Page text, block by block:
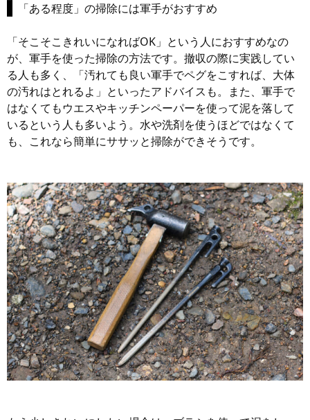
「ある程度」の掃除には軍手がおすすめ
「そこそこきれいになればOK」という人におすすめなの
が、軍手を使った掃除の方法です。撤収の際に実践してい
る人も多く、「汚れても良い軍手でペグをこすれば、大体
の汚れはとれるよ」といったアドバイスも。また、軍手で
はなくてもウエスやキッチンペーパーを使って泥を落して
いるという人も多いよう。水や洗剤を使うほどではなくて
も、これなら簡単にササッと掃除ができそうです。